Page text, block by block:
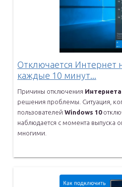
Отключается Интернет
каждые 10 минут...
Причины отключения Интернета
решения проблемы. Ситуация,
пользователей Windows 10
наблюдается с момента выпуска
многими.